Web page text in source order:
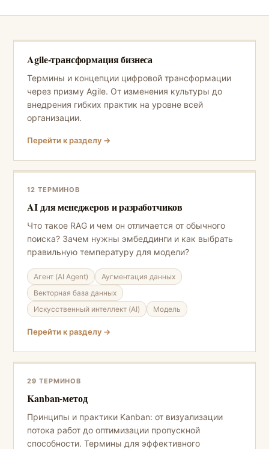
Agile-трансформация бизнеса
Термины и концепции цифровой трансформации
через призму Agile. От изменения культуры до
внедрения гибких практик на уровне всей
организации.
Перейти к разделу →
12 ТЕРМИНОВ
AI для менеджеров и разработчиков
Что такое RAG и чем он отличается от обычного
поиска? Зачем нужны эмбеддинги и как выбрать
правильную температуру для модели?
Агент (AI Agent)
Аугментация данных
Векторная база данных
Искусственный интеллект (AI)
Модель
Перейти к разделу →
29 ТЕРМИНОВ
Kanban-метод
Принципы и практики Kanban: от визуализации
потока работ до оптимизации пропускной
способности. Термины для эффективного